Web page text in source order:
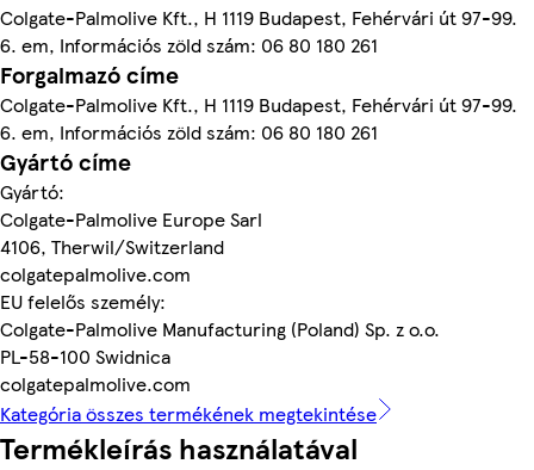
Colgate-Palmolive Kft., H 1119 Budapest, Fehérvári út 97-99.
6. em, Információs zöld szám: 06 80 180 261
Forgalmazó címe
Colgate-Palmolive Kft., H 1119 Budapest, Fehérvári út 97-99.
6. em, Információs zöld szám: 06 80 180 261
Gyártó címe
Gyártó:
Colgate-Palmolive Europe Sarl
4106, Therwil/Switzerland
colgatepalmolive.com
EU felelős személy:
Colgate-Palmolive Manufacturing (Poland) Sp. z o.o.
PL-58-100 Swidnica
colgatepalmolive.com
Kategória összes termékének megtekintése
Termékleírás használatával